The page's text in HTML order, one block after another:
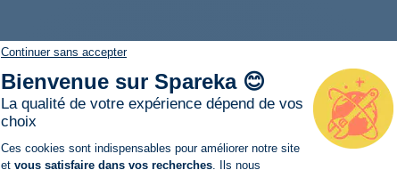
Continuer sans accepter
Bienvenue sur Spareka 😊
La qualité de votre expérience dépend de vos
choix
Plateforme de Gestion du
Ces cookies sont indispensables pour améliorer notre site
et vous satisfaire dans vos recherches. Ils nous
Résistance
(2)